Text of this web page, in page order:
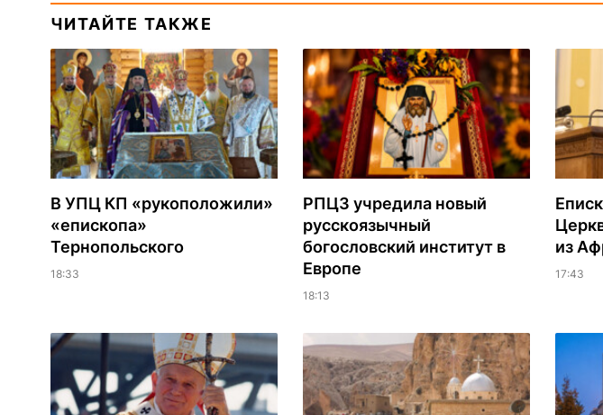
ЧИТАЙТЕ ТАКЖЕ
В УПЦ КП «рукоположили»
«епископа»
Тернопольского
18:33
РПЦЗ учредила новый
русскоязычный
богословский институт в
Европе
18:13
из
17:43